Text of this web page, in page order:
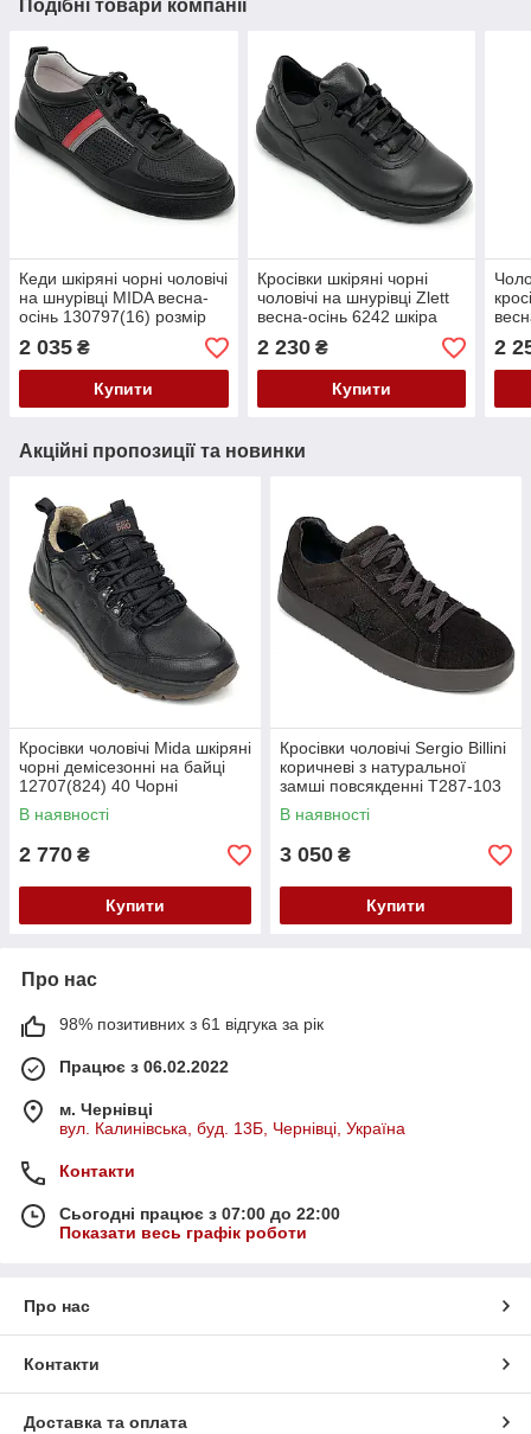
Подібні товари компанії
Кеди шкіряні чорні чоловічі
на шнурівці MIDA весна-
осінь 130797(16) розмір
2 035 ₴
Купити
Кросівки шкіряні чорні
чоловічі на шнурівці Zlett
весна-осінь 6242 шкіра
2 230₴
Купити
2
Акційні пропозиції та новинки
Кросівки чоловічі Mida шкіряні
чорні демісезонні на байці
12707(824) 40 Чорні
В наявності
2 770 ₴
Купити
Кросівки чоловічі Sergio Billini
коричневі з натуральної
замші повсякденні T287-103
40 Коричневі
В наявності
3 050 ₴
Купити
Про нас
98% позитивних з 61 відгука за рік
Працює з 06.02.2022
м. Чернівці
вул. Калинівська, буд. 13Б, Чернівці, Україна
Контакти
Сьогодні працює з 07:00 до 22:00
Показати весь графік роботи
Про нас
Контакти
Доставка та оплата